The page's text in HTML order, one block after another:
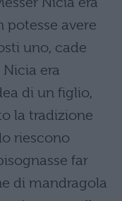
avere
uno, cade
era
di un figlio,
la tradizione
riescono
far
di mandragola